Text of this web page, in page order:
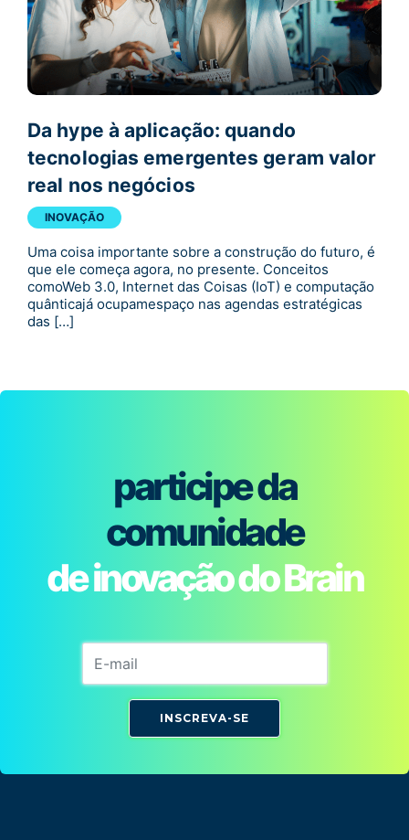
Da hype à aplicação: quando
tecnologias emergentes geram valor
real nos negócios
INOVAÇÃO
Uma coisa importante sobre a construção do futuro, é
que ele começa agora, no presente. Conceitos
comoWeb 3.0, Internet das Coisas (IoT) e computação
quânticajá ocupamespaço nas agendas estratégicas
das […]
participe da
comunidade
de inovação do Brain
INSCREVA-SE